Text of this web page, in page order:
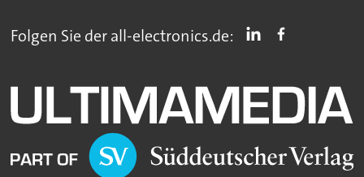
Folgen Sie der all-electronics.de: